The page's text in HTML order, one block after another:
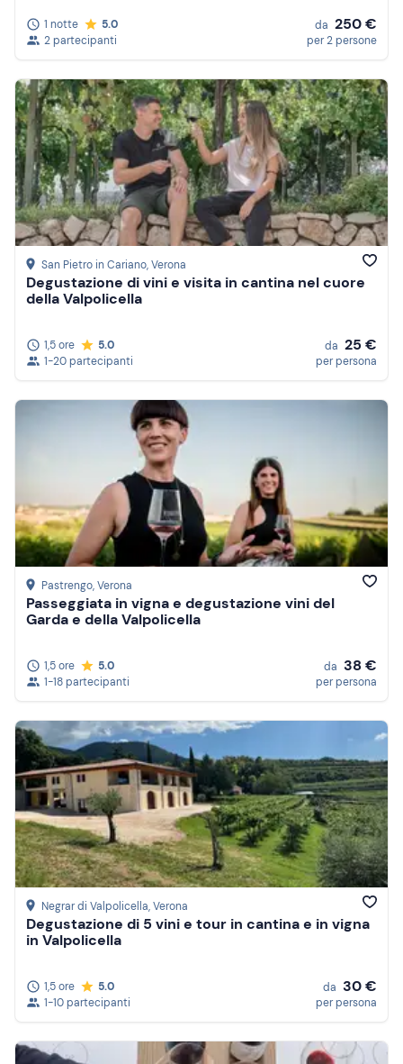
1 notte
5.0
2 partecipanti
da 250 €
per 2 persone
San Pietro in Cariano, Verona
Degustazione di vini e visita in cantina nel cuore
della Valpolicella
1,5 ore
5.0
1-20 partecipanti
da 25 €
per persona
Pastrengo, Verona
Passeggiata in vigna e degustazione vini del
Garda e della Valpolicella
1,5 ore
5.0
1-18 partecipanti
da 38 €
per persona
Negrar di Valpolicella, Verona
Degustazione di 5 vini e tour in cantina e in vigna
in Valpolicella
1,5 ore
5.0
1-10 partecipanti
da 30 €
per persona